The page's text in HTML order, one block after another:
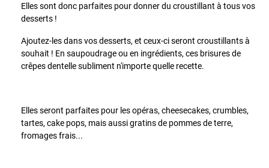
Elles sont donc parfaites pour donner du croustillant à tous vos
desserts !
Ajoutez-les dans vos desserts, et ceux-ci seront croustillants à
souhait ! En saupoudrage ou en ingrédients, ces brisures de
crêpes dentelle subliment n'importe quelle recette.
Elles seront parfaites pour les opéras, cheesecakes, crumbles,
tartes, cake pops, mais aussi gratins de pommes de terre,
fromages frais...